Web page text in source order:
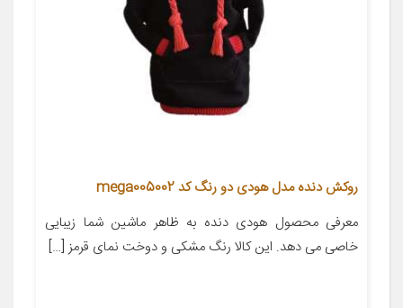
روکش دنده مدل هودی دو رنگ کد mega005002
معرفی محصول ‌‌‌‌‌‌‌‌‌‌‌‌‌‌‌‌‌‌‌‌‌‌‌‌‌‌‌‌‌‌‌‌‌‌‌‌‌‌‌‌‌‌‌‌‌‌‌‌‌‌‌‌‌‌‌‌‌‌‌‌‌‌‌‌‌‌‌‌‌‌‌‌‌‌‌‌‌‌‌‌‌‌‌‌‌‌‌‌‌‌‌‌‌‌‌‌‌‌‌‌‌‌‌‌‌‌‌‌‌‌‌‌‌‌‌‌‌‌‌‌‌‌‌‌‌‌‌‌‌‌‌‌‌‌‌‌‌‌‌‌‌‌‌‌‌‌‌‌‌‌هودی دنده به ظاهر ماشین شما زیبایی
خاصی می دهد. این کالا رنگ مشکی و دوخت نمای قرمز […]